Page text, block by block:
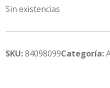
Sin existencias
SKU:84098099Categoría: